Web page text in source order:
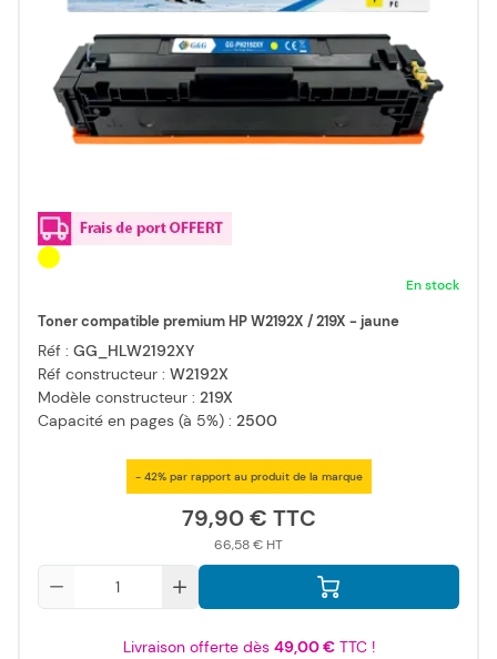
En stock
Toner compatible premium HP W2192X / 219X - jaune
Réf : GG_HLW2192XY
Réf constructeur : W2192X
Modèle constructeur : 219X
Capacité en pages (à 5%) : 2500
- 42% par rapport au produit de la marque
79,90 €
66,58 €
Livraison offerte dès 49,00 €TTC !